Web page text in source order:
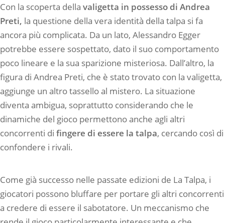
Con la scoperta della valigetta in possesso di Andrea
Preti, la questione della vera identità della talpa si fa
ancora più complicata. Da un lato, Alessandro Egger
potrebbe essere sospettato, dato il suo comportamento
poco lineare e la sua sparizione misteriosa. Dall’altro, la
figura di Andrea Preti, che è stato trovato con la valigetta,
aggiunge un altro tassello al mistero. La situazione
diventa ambigua, soprattutto considerando che le
dinamiche del gioco permettono anche agli altri
concorrenti di fingere di essere la talpa, cercando così di
confondere i rivali.
Come già successo nelle passate edizioni de La Talpa, i
giocatori possono bluffare per portare gli altri concorrenti
a credere di essere il sabotatore. Un meccanismo che